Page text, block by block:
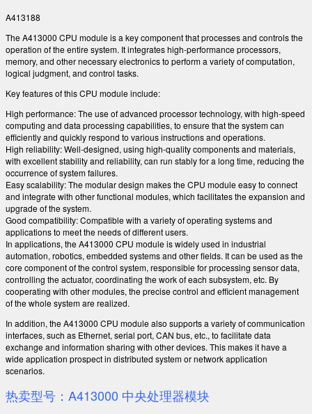
A413188
The A413000 CPU module is a key component that processes and controls the
operation of the entire system. It integrates high-performance processors,
memory, and other necessary electronics to perform a variety of computation,
logical judgment, and control tasks.
Key features of this CPU module include:
High performance: The use of advanced processor technology, with high-speed
computing and data processing capabilities, to ensure that the system can
efficiently and quickly respond to various instructions and operations.
High reliability: Well-designed, using high-quality components and materials,
with excellent stability and reliability, can run stably for a long time, reducing the
occurrence of system failures.
Easy scalability: The modular design makes the CPU module easy to connect
and integrate with other functional modules, which facilitates the expansion and
upgrade of the system.
Good compatibility: Compatible with a variety of operating systems and
applications to meet the needs of different users.
In applications, the A413000 CPU module is widely used in industrial
automation, robotics, embedded systems and other fields. It can be used as the
core component of the control system, responsible for processing sensor data,
controlling the actuator, coordinating the work of each subsystem, etc. By
cooperating with other modules, the precise control and efficient management
of the whole system are realized.
In addition, the A413000 CPU module also supports a variety of communication
interfaces, such as Ethernet, serial port, CAN bus, etc., to facilitate data
exchange and information sharing with other devices. This makes it have a
wide application prospect in distributed system or network application
scenarios.
热卖型号：A413000 中央处理器模块